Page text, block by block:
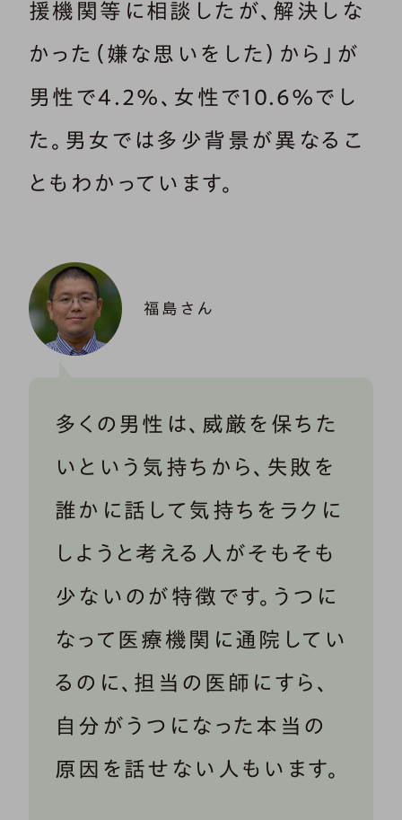
援機関等に相談したが、解決しな
かった（嫌な思いをした）から」が
男性で4.2%、女性で10.6%でし
た。男女では多少背景が異なるこ
ともわかっています。
福島さん
多くの男性は、威厳を保ちた
いという気持ちから、失敗を
誰かに話して気持ちをラクに
しようと考える人がそもそも
少ないのが特徴です。うつに
なって医療機関に通院してい
るのに、担当の医師にすら、
自分がうつになった本当の
原因を話せない人もいます。